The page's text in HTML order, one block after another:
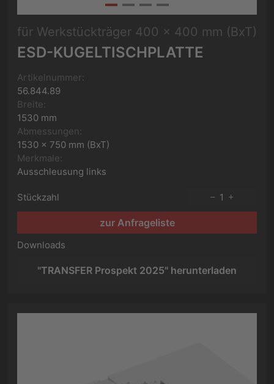
für Werkstückträger 400 x 400 mm (BxT)
ESD-KUGELTISCHPLATTE
Artikelnummer:
56.844.89
Breite:
1530 mm
Abmessungen:
1530 x 750 mm (BxT)
Merkmale:
Ausschleusung links
Stückzahl 1
zur Anfrageliste
Downloads
"TRANSFER Prospekt 2025" herunterladen